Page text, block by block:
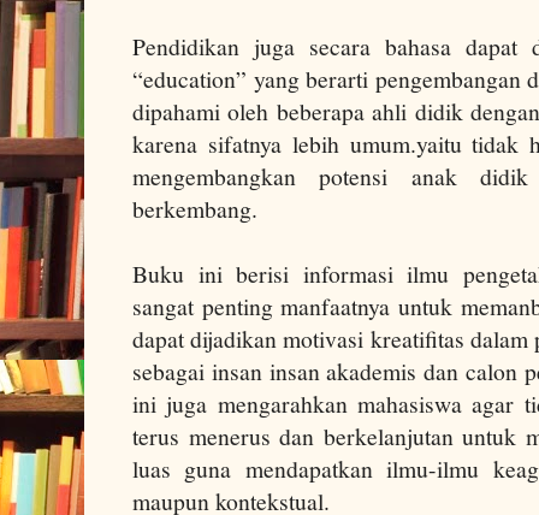
Pendidikan juga secara bahasa
“education” yang berarti pengembangan
dipahami oleh beberapa ahli didik
karena sifatnya lebih umum.yaitu tidak
mengembangkan potensi anak
berkembang.
Buku ini berisi informasi ilmu
sangat penting manfaatnya untuk
dapat dijadikan motivasi kreatifitas
sebagai insan insan akademis dan calon
ini juga mengarahkan mahasiswa agar
terus menerus dan berkelanjutan untuk
luas guna mendapatkan ilmu-ilmu
maupun kontekstual.